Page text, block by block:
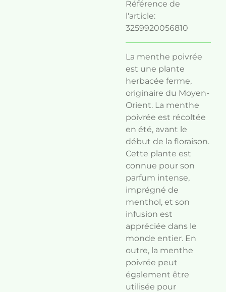
Référence de
l'article:
3259920056810
La menthe poivrée
est une plante
herbacée ferme,
originaire du Moyen-
Orient. La menthe
poivrée est récoltée
en été, avant le
début de la floraison.
Cette plante est
connue pour son
parfum intense,
imprégné de
menthol, et son
infusion est
appréciée dans le
monde entier. En
outre, la menthe
poivrée peut
également être
utilisée pour